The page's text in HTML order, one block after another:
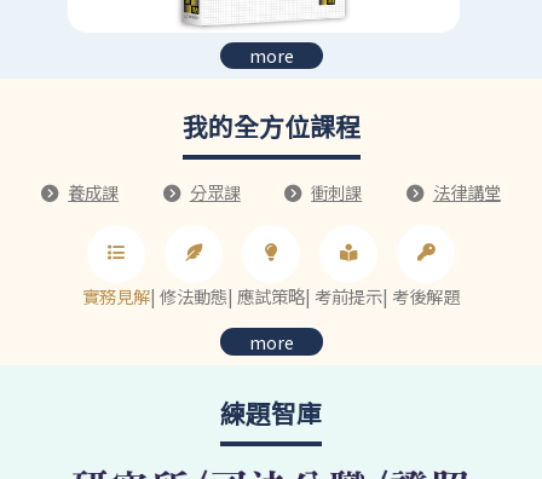
more
我的全方位課程
養成課 分眾課 衝刺課 法律講堂
實務見解| 修法動態| 應試策略| 考前提示| 考後解題
more
練題智庫